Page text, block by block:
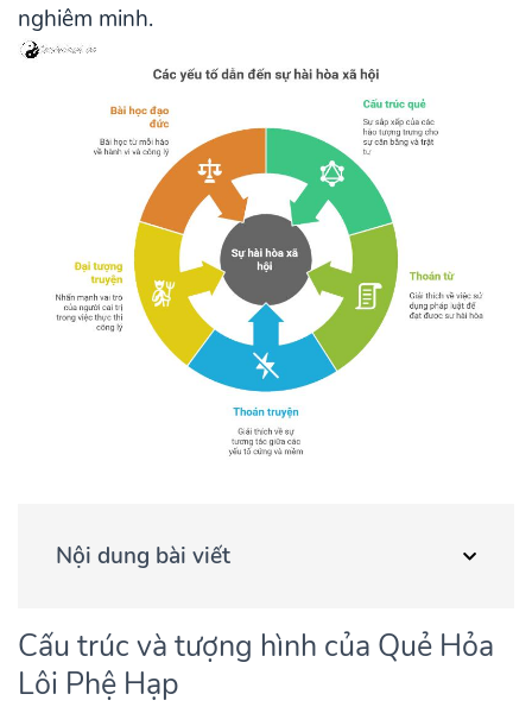
nghiêm minh.
Nội dung bài viết
Cấu trúc và tượng hình của Quẻ Hỏa
Lôi Phệ Hạp